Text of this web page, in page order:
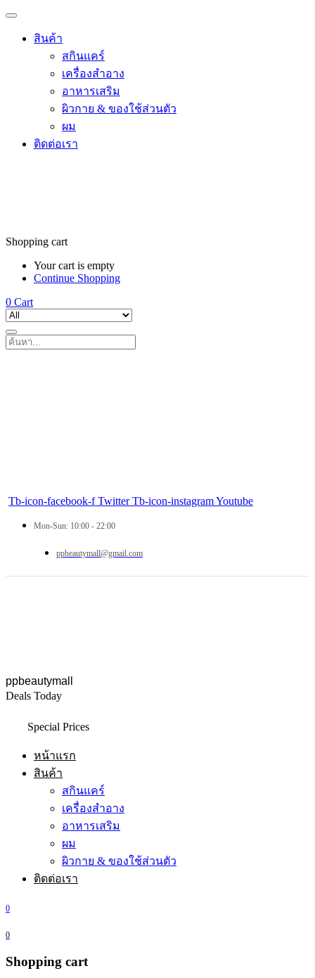
สินค้า
สกินแคร์
เครื่องสำอาง
อาหารเสริม
ผิวกาย & ของใช้ส่วนตัว
ผม
ติดต่อเรา
Shopping cart
Your cart is empty
Continue Shopping
0 Cart
Tb-icon-facebook-f Twitter Tb-icon-instagramYoutube
Mon-Sun: 10:00 - 22:00
ppbeautymall@gmail.com
ppbeautymall
Deals Today
Special Prices
หน้าแรก
สินค้า
สกินแคร์
เครื่องสำอาง
อาหารเสริม
ผม
ผิวกาย & ของใช้ส่วนตัว
ติดต่อเรา
0
0
Shopping cart